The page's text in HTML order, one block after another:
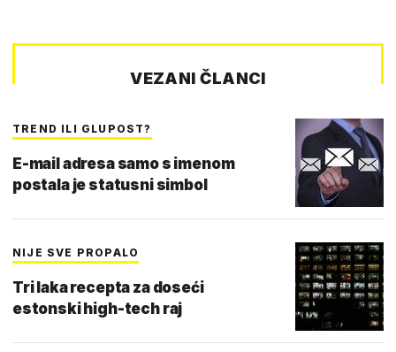
VEZANI ČLANCI
TREND ILI GLUPOST?
E-mail adresa samo s imenom
postala je statusni simbol
NIJE SVE PROPALO
Tri laka recepta za doseći
estonski high-tech raj